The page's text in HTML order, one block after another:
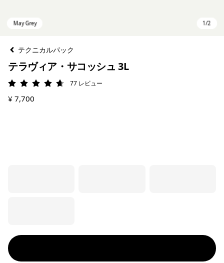
テクニカルパック
テラヴィア・サコッシュ 3L
評価: 4.7 / 5
77 レビュー
¥ 7,700